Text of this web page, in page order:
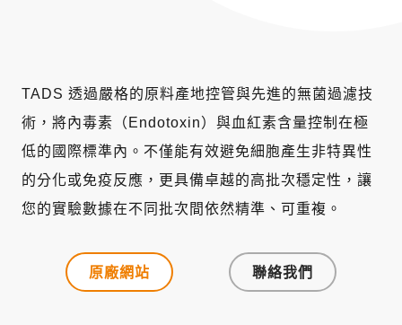
TADS 透過嚴格的原料產地控管與先進的無菌過濾技
術，將內毒素（Endotoxin）與血紅素含量控制在極
低的國際標準內。不僅能有效避免細胞產生非特異性
的分化或免疫反應，更具備卓越的高批次穩定性，讓
您的實驗數據在不同批次間依然精準、可重複。
原廠網站 聯絡我們